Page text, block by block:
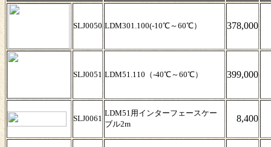
SLJ0050 LDM301.100(-10℃～60℃） 378,000
SLJ0051 LDM51.110（-40℃～60℃） 399,000
SLJ0061
LDM51用インターフェースケー
ブル2m
8,400